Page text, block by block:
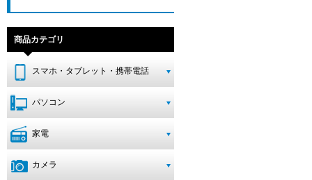
商品カテゴリ
スマホ・タブレット・携帯電話
パソコン
家電
カメラ